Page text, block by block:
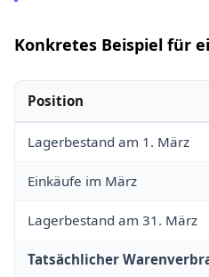
Konkretes Beispiel für
Position
Lagerbestand am 1. März
Einkäufe im März
Lagerbestand am 31. März
Tatsächlicher